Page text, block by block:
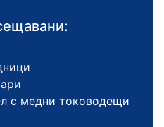
с медни тоководещи